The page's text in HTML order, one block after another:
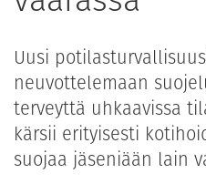
Uusi
neuvottelemaan
terveyttä uhkaavissa
kärsii erityisesti
suojaa jäseniään lain